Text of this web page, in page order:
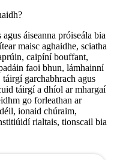
áiseanna próiseála bia
maisc aghaidhe, sciatha
caipíní bouffant,
faoi bhun, lámhainní
garchabhrach agus
táirgí a dhíol ar mhargaí
go forleathan ar
ionaid chúraim,
rialtais, tionscail bia